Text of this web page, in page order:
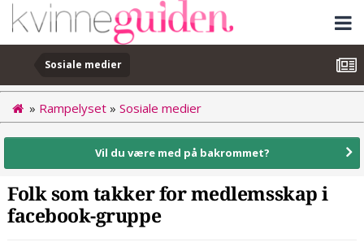
Sosiale medier
» Rampelyset » Sosiale medier
Vil du være med på bakrommet?
Folk som takker for medlemsskap i
facebook-gruppe